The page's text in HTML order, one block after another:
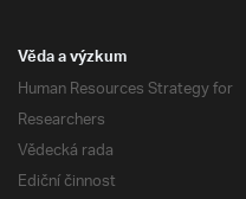
Věda a výzkum
Human Resources Strategy for
Researchers
Vědecká rada
Ediční činnost